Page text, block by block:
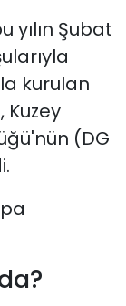
yılın Şubat
kurulan
(DG